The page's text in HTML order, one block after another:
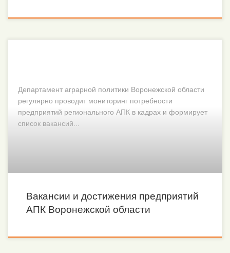
Департамент аграрной политики Воронежской области
регулярно проводит мониторинг потребности
предприятий регионального АПК в кадрах и формирует
список вакансий...
Вакансии и достижения предприятий
АПК Воронежской области